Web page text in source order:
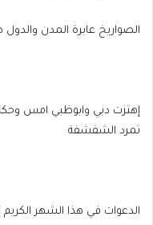
الصواريخ عابرة المدن
إهتزت دبي وابوظبي امس
تمرد الشفشفة
الدعوات في هذا الشهر